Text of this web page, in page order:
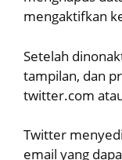
mengaktifkan
Setelah
tampilan, dan
twitter.com
Twitter
email yang